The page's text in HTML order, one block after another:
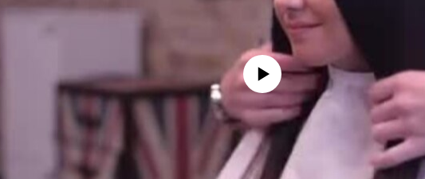
No media source currently available